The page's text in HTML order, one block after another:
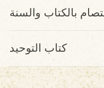
بالكتاب والسنة
كتاب التوحيد